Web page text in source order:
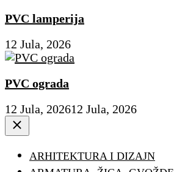
PVC lamperija
12 Jula, 2026
PVC ograda
12 Jula, 202612 Jula, 2026
Close
ARHITEKTURA I DIZAJN